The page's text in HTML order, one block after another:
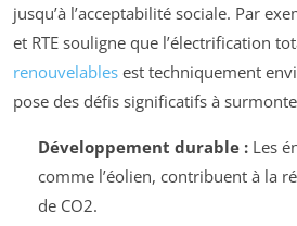
jusqu’à l’acceptabilité sociale. Par
et RTE souligne que l’électrification
renouvelables est techniquement
pose des défis significatifs à
Développement durable :Les
comme l’éolien, contribuent à la
de CO2.